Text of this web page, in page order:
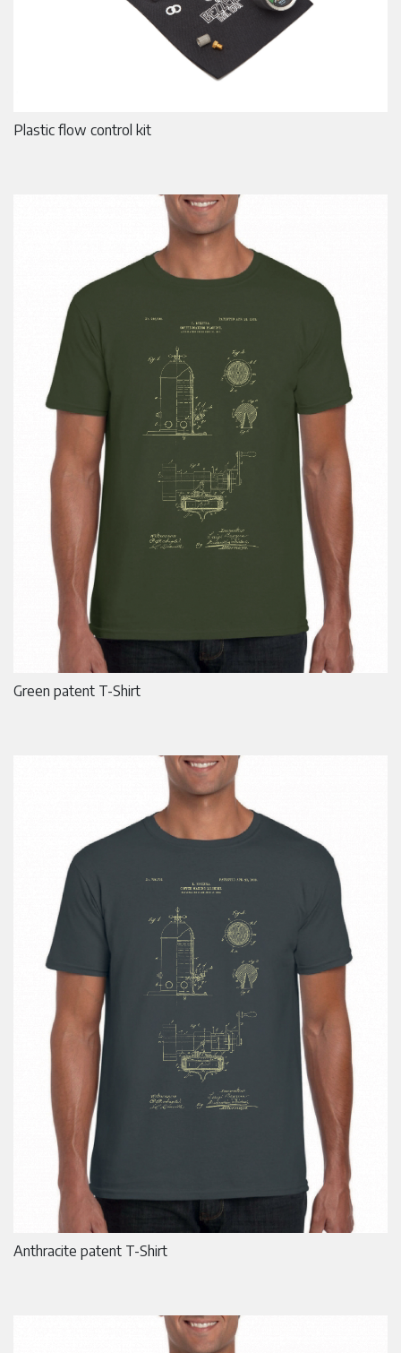
Plastic flow control kit
Green patent T-Shirt
Anthracite patent T-Shirt